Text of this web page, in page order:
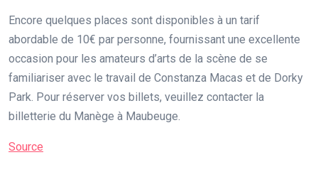
Encore quelques places sont disponibles à un tarif
abordable de 10€ par personne, fournissant une excellente
occasion pour les amateurs d’arts de la scène de se
familiariser avec le travail de Constanza Macas et de Dorky
Park. Pour réserver vos billets, veuillez contacter la
billetterie du Manège à Maubeuge.
Source